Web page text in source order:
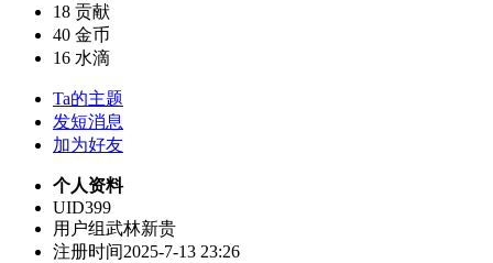
18 贡献
40 金币
16 水滴
Ta的主题
发短消息
加为好友
个人资料
UID399
用户组武林新贵
注册时间2025-7-13 23:26